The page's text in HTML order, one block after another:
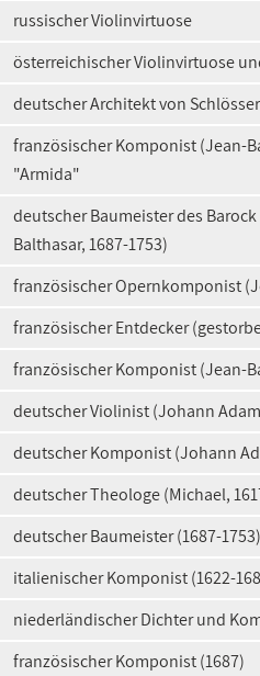
russischer Violinvirtuose
österreichischer Violinvirtuose
deutscher Architekt von
französischer Komponist (Jean-
"Armida"
deutscher Baumeister des
Balthasar, 1687-1753)
französischer Opernkomponist
französischer Entdecker
französischer Komponist (Jean-
deutscher Violinist (Johann
deutscher Komponist (Johann
deutscher Theologe (Michael,
deutscher Baumeister (1687-1753)
italienischer Komponist (1622-
niederländischer Dichter und
französischer Komponist (1687)